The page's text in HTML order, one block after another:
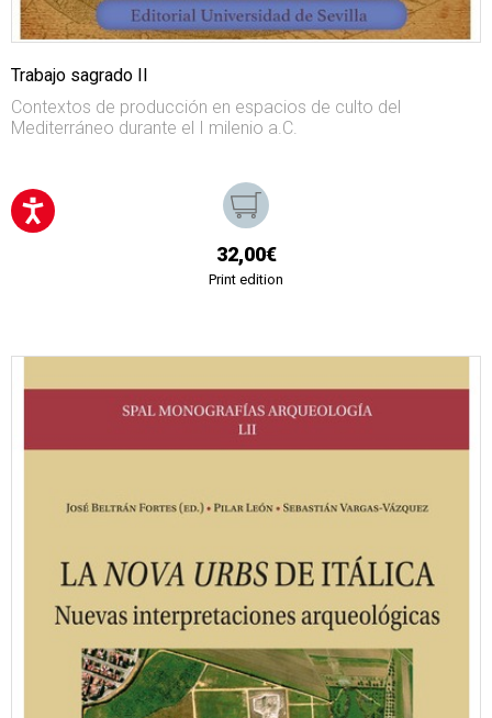
Trabajo sagrado II
Contextos de producción en espacios de culto del
Mediterráneo durante el I milenio a.C.
32,00€
Print edition